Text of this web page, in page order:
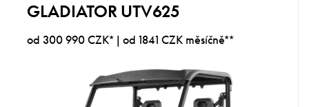
GLADIATOR UTV625
od 300 990 CZK* | od 1841 CZK měsíčně**